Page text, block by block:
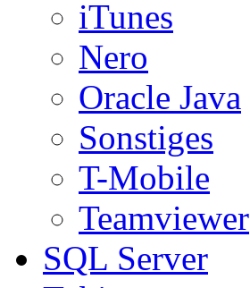
iTunes
Nero
Oracle Java
Sonstiges
T-Mobile
Teamviewer
SQL Server